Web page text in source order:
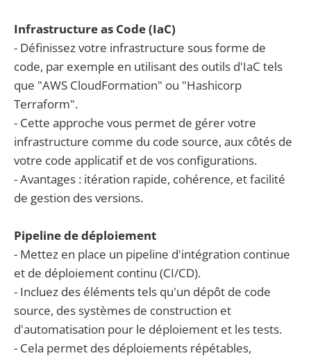
Infrastructure as Code (IaC)
- Définissez votre infrastructure sous forme de
code, par exemple en utilisant des outils d'IaC tels
que "AWS CloudFormation" ou "Hashicorp
Terraform".
- Cette approche vous permet de gérer votre
infrastructure comme du code source, aux côtés de
votre code applicatif et de vos configurations.
- Avantages : itération rapide, cohérence, et facilité
de gestion des versions.
Pipeline de déploiement
- Mettez en place un pipeline d'intégration continue
et de déploiement continu (CI/CD).
- Incluez des éléments tels qu'un dépôt de code
source, des systèmes de construction et
d'automatisation pour le déploiement et les tests.
- Cela permet des déploiements répétables,